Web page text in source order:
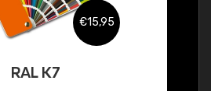
€15,95
RAL K7